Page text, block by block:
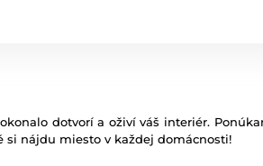
dotvorí a oživí váš interiér.
si nájdu miesto v každej domácnosti!